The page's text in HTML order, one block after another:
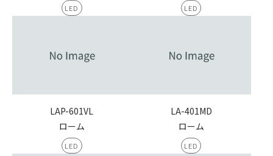
LED LED
LAP-601VL
ローム
LED
LA-401MD
ローム
LED